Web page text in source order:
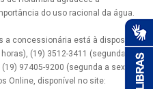
do uso racional da água.
a concessionária está à disposição
(19) 3512-3411 (segunda a
97405-9200 (segunda a sexta –
Online, disponível no site: